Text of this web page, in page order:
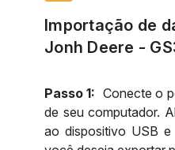
Importação de
Jonh Deere -
Passo 1: Conecte o
de seu computador.
ao dispositivo USB